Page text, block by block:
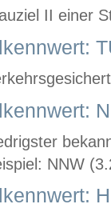
II einer
NNW